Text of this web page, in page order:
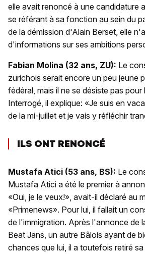
elle avait renoncé à une candidature
se référant à sa fonction au sein du
de la démission d'Alain Berset, elle
d'informations sur ses ambitions
Fabian Molina (32 ans, ZU): Le
zurichois serait encore un peu jeune
fédéral, mais il ne se désiste pas pour
Interrogé, il explique: «Je suis en
de la mi-juillet et je vais y réfléchir
ILS ONT RENONCÉ
Mustafa Atici (53 ans, BS): Le
Mustafa Atici a été le premier à
«Oui, je le veux!», avait-il déclaré au
«Primenews». Pour lui, il fallait un
de l'immigration. Après l'annonce de
Beat Jans, un autre Bâlois ayant de
chances que lui, il a toutefois retiré